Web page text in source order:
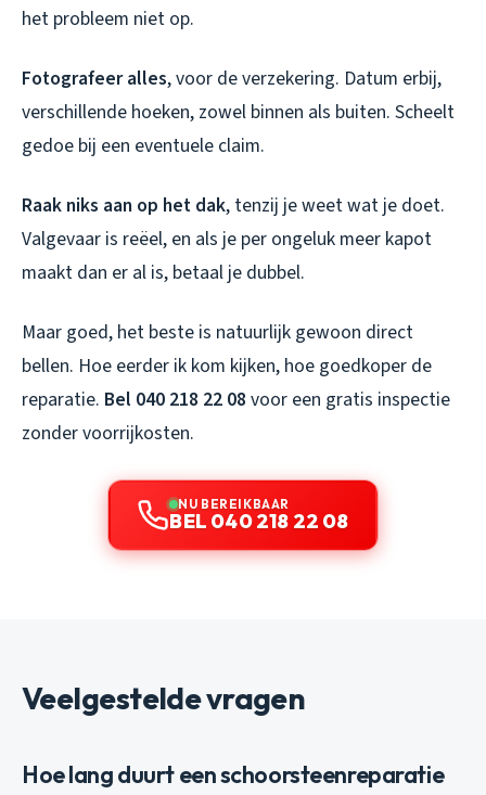
het probleem niet op.
Fotografeer alles, voor de verzekering. Datum erbij,
verschillende hoeken, zowel binnen als buiten. Scheelt
gedoe bij een eventuele claim.
Raak niks aan op het dak, tenzij je weet wat je doet.
Valgevaar is reëel, en als je per ongeluk meer kapot
maakt dan er al is, betaal je dubbel.
Maar goed, het beste is natuurlijk gewoon direct
bellen. Hoe eerder ik kom kijken, hoe goedkoper de
reparatie. Bel 040 218 22 08 voor een gratis inspectie
zonder voorrijkosten.
NU BEREIKBAAR
BEL 040 218 22 08
Veelgestelde vragen
Hoe lang duurt een schoorsteenreparatie